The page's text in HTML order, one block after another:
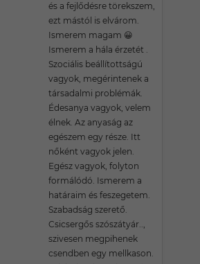
és a fejlődésre törekszem,
ezt mástól is elvárom.
Ismerem magam 😀
Ismerem a hála érzetét .
Szociális beállítottságú
vagyok, megérintenek a
társadalmi problémák.
Édesanya vagyok, velem
élnek. Az anyaság az
egészem egy része. Itt
nőként vagyok jelen.
Egész vagyok, folyton
formálódó. Ismerem a
határaim és feszegetem.
Szabadság szerető.
Csicsergős szószátyár..,
szivesen megpihenek
csendben egy mellkason.